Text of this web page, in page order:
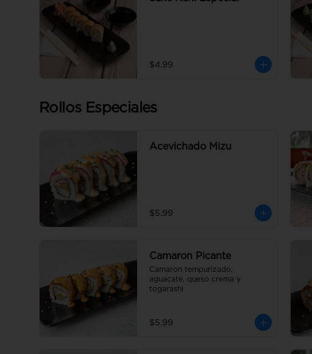
$4.99
Rollos Especiales
Acevichado Mizu
$5.99
Camaron Picante
Camaron tempurizado,
aguacate, queso crema y
togarashi
$5.99